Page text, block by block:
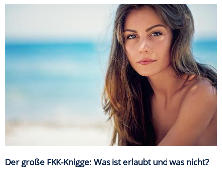
Der große FKK-Knigge: Was ist erlaubt und was nicht?